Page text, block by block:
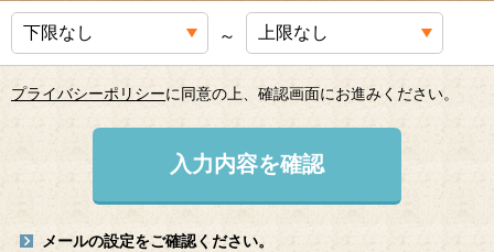
～
プライバシーポリシーに同意の上、確認画面にお進みください。
入力内容を確認
メールの設定をご確認ください。